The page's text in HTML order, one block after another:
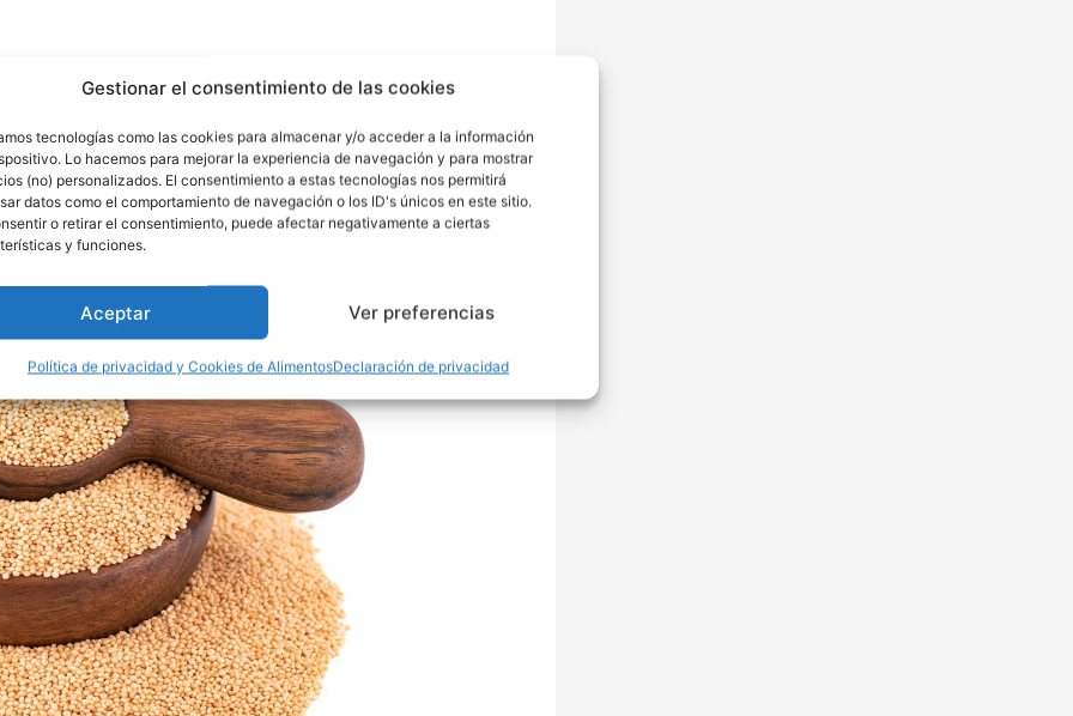
Gestionar el consentimiento de las cookies
tecnologías como las cookies para almacenar y/o acceder a la información
Lo hacemos para mejorar la experiencia de navegación y para mostrar
(no) personalizados. El consentimiento a estas tecnologías nos permitirá
datos como el comportamiento de navegación o los ID's únicos en este sitio.
o retirar el consentimiento, puede afectar negativamente a ciertas
y funciones.
Aceptar Ver preferencias
Política de privacidad y Cookies de AlimentosDeclaración de privacidad